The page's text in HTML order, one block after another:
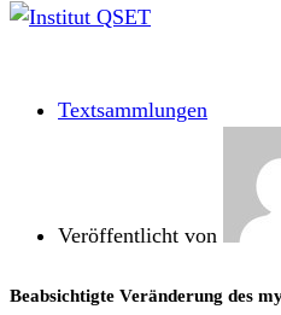
Textsammlungen
Veröffentlicht von
Beabsichtigte Veränderung des